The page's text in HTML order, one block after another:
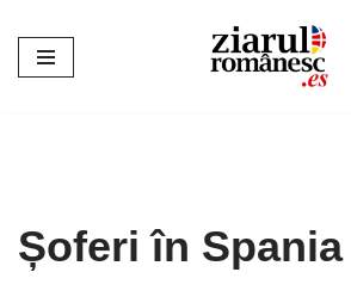
Sari
Șoferi în Spania